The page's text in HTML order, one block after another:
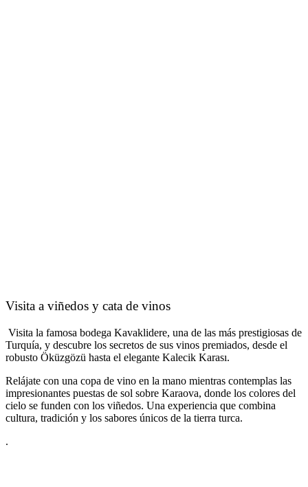
Visita a viñedos y cata de vinos
Visita la famosa bodega Kavaklidere, una de las más prestigiosas de
Turquía, y descubre los secretos de sus vinos premiados, desde el
robusto Öküzgözü hasta el elegante Kalecik Karası.
Relájate con una copa de vino en la mano mientras contemplas las
impresionantes puestas de sol sobre Karaova, donde los colores del
cielo se funden con los viñedos. Una experiencia que combina
cultura, tradición y los sabores únicos de la tierra turca.
.